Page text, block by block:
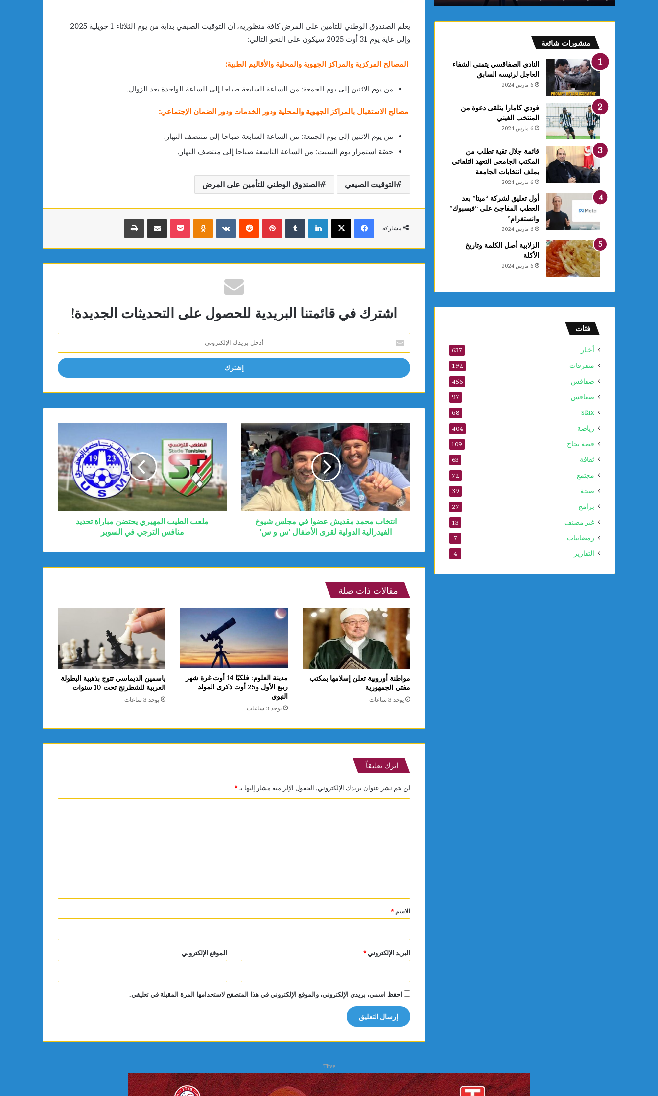
يعلم الصندوق الوطني للتأمين على المرض كافة منظوريه، أن التوقيت الصيفي بداية من يوم الثلاثاء 1 جويلية 2025
وإلى غاية يوم 31 أوت 2025 سيكون على النحو التالي:
المصالح المركزية والمراكز الجهوية والمحلية والأقاليم الطبية:
من يوم الاثنين إلى يوم الجمعة: من الساعة السابعة صباحا إلى الساعة الواحدة بعد الزوال.
مصالح الاستقبال بالمراكز الجهوية والمحلية ودور الخدمات ودور الضمان الإجتماعي:
من يوم الاثنين إلى يوم الجمعة: من الساعة السابعة صباحا إلى منتصف النهار.
حصّة استمرار يوم السبت: من الساعة التاسعة صباحا إلى منتصف النهار.
التوقيت الصيفي الصندوق الوطني للتأمين على المرض
مشاركة
فيسبوكX لينكدإن بينتيريست Odnoklassniki
بوكيت مشاركة عبر البريد طباعة
اشترك في قائمتنا البريدية للحصول على التحديثات الجديدة!
بريدك
الإلكتروني
انتخاب محمد مقديش عضوا في مجلس شيوخ
الفيدرالية الدولية لقرى الأطفال 'س و س'
ملعب الطيب المهيري يحتضن مباراة تحديد
منافس الترجي في السوبر
مقالات ذات صلة
مواطنة أوروبية تعلن إسلامها بمكتب
مفتي الجمهورية
يوجد 3 ساعات
مدينة العلوم: فلكيًا 14 أوت غرة شهر
ربيع الأول و25 أوت ذكرى المولد
النبوي
يوجد 3 ساعات
ياسمين الديماسي تتوج بذهبية البطولة
العربية للشطرنج تحت 10 سنوات
يوجد 3 ساعات
اترك تعليقاً
لن يتم نشر عنوان بريدك الإلكتروني. الحقول الإلزامية مشار إليها بـ*
*
الاسم *
البريد الإلكتروني* الموقع الإلكتروني
احفظ اسمي، بريدي الإلكتروني، والموقع الإلكتروني في هذا المتصفح لاستخدامها المرة المقبلة في تعليقي.
منشورات شائعة
النادي الصفاقسي يتمنى الشفاء
العاجل لرئيسه السابق
6 مارس 2024
فودي كامارا يتلقى دعوة من
المنتخب الغيني
6 مارس 2024
قائمة جلال تقية تطلب من
المكتب الجامعي التعهد التلقائي
بملف انتخابات الجامعة
6 مارس 2024
أول تعليق لشركة “ميتا” بعد
العطب المفاجئ على “فيسبوك”
وانستغرام”
6 مارس 2024
الزلابية أصل الكلمة وتاريخ
الأكلة
6 مارس 2024
فئات
أخبار 637
متفرقات 192
صفاقس 456
صفاقس 97
sfax
68
رياضة 404
قصة نجاح 109
ثقافة 63
مجتمع 72
صحة 39
برامج 27
غير مصنف 13
رمضانيات 7
التقارير 4
Tlive